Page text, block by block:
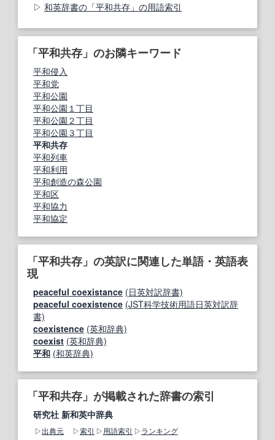
和英辞書の「平和共存」の用語索引
「平和共存」のお隣キーワード
平和侵入
平和党
平和公園
平和公園１丁目
平和公園２丁目
平和公園３丁目
平和共存
平和列車
平和利用
平和創造の森公園
平和区
平和協力
平和協定
「平和共存」の英訳に関連した単語・英語表
現
peaceful coexistance (日英対訳辞書)
peaceful coexistence (JST科学技術用語日英対訳辞
書)
coexistence (英和辞典)
coexist (英和辞典)
平和 (和英辞典)
「平和共存」が掲載された辞書の索引
研究社 新和英中辞典
出典元 索引 用語索引
ランキング